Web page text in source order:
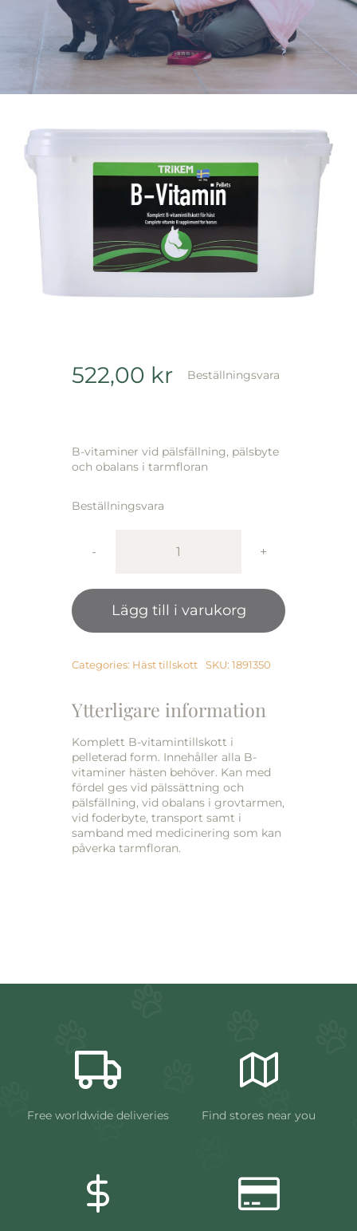
Varumärken
Events
522,00 kr Beställningsvara
B-vitaminer vid pälsfällning, pälsbyte
och obalans i tarmfloran
Beställningsvara
B-
3500g
mängd
Lägg till i varukorg
Categories: Häst tillskott SKU: 1891350
Ytterligare information
Komplett B-vitamintillskott i
pelleterad form. Innehåller alla B-
vitaminer hästen behöver. Kan med
fördel ges vid pälssättning och
pälsfällning, vid obalans i grovtarmen,
vid foderbyte, transport samt i
samband med medicinering som kan
påverka tarmfloran.
Free worldwide deliveries Find stores near you